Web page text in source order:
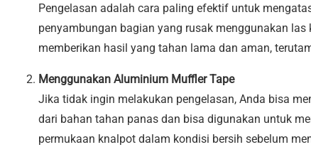
Pengelasan adalah cara paling efektif untuk
penyambungan bagian yang rusak menggunakan
memberikan hasil yang tahan lama dan aman,
Menggunakan Aluminium Muffler Tape
Jika tidak ingin melakukan pengelasan, Anda bisa
dari bahan tahan panas dan bisa digunakan untuk
permukaan knalpot dalam kondisi bersih sebelum